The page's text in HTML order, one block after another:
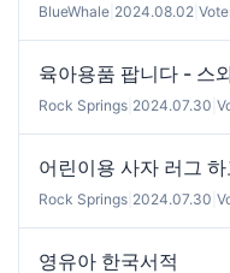
BlueWhale 2024.08.02
육아용품 팝니다 - 스
Rock Springs 2024.07.30
어린이용 사자 러그
Rock Springs 2024.07.30
영유아 한국서적